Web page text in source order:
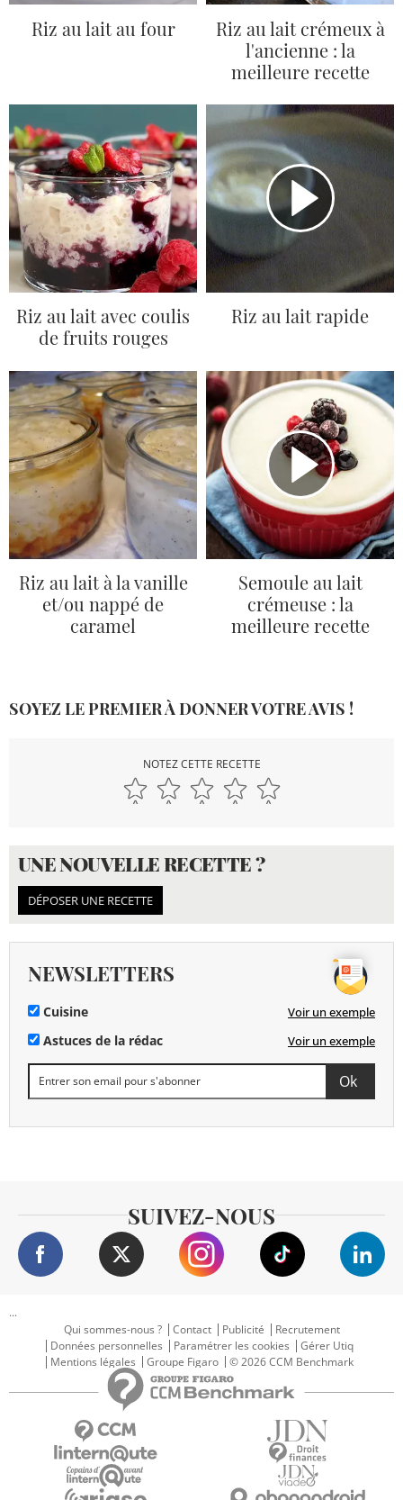
Riz au lait au four
Riz au lait crémeux à
l'ancienne : la
meilleure recette
Riz au lait avec coulis
de fruits rouges
Riz au lait rapide
Riz au lait à la vanille
et/ou nappé de
caramel
Semoule au lait
crémeuse : la
meilleure recette
SOYEZ LE PREMIER À DONNER VOTRE AVIS !
NOTEZ CETTE RECETTE
UNE NOUVELLE RECETTE ?
DÉPOSER UNE RECETTE
NEWSLETTERS
Cuisine Voir un exemple
Astuces de la rédac Voir un exemple
SUIVEZ-NOUS
...
Qui sommes-nous ?
Contact Publicité
Recrutement
Données personnelles
Paramétrer les cookies
Gérer Utiq
Mentions légales
Groupe Figaro © 2026 CCM Benchmark